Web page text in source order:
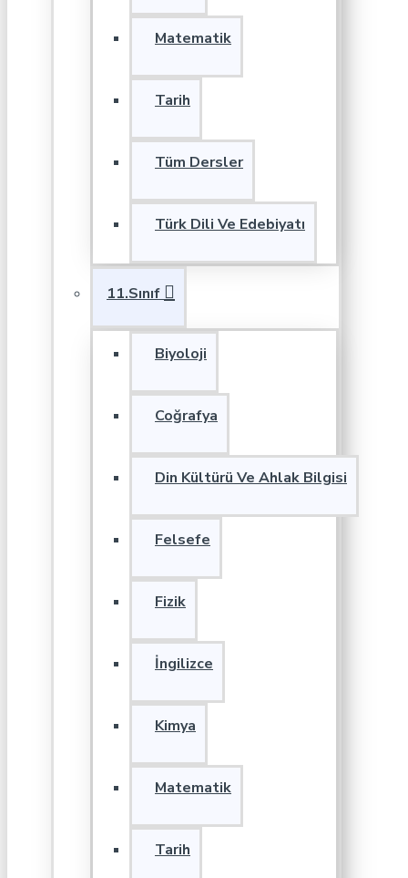
Matematik
Tarih
Tüm Dersler
Türk Dili Ve Edebiyatı
11.Sınıf
Biyoloji
Coğrafya
Din Kültürü Ve Ahlak Bilgisi
Felsefe
Fizik
İngilizce
Kimya
Matematik
Tarih